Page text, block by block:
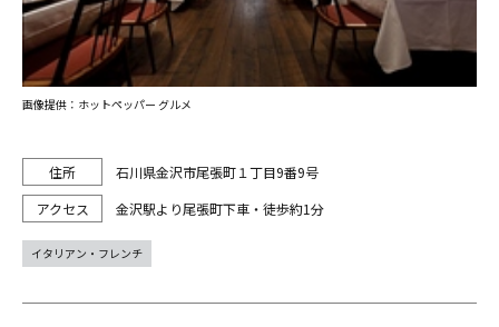
石川県金沢市尾張町１丁目9番9号
金沢駅より尾張町下車・徒歩約1分
画像提供：ホットペッパー グルメ
イタリアン・フレンチ